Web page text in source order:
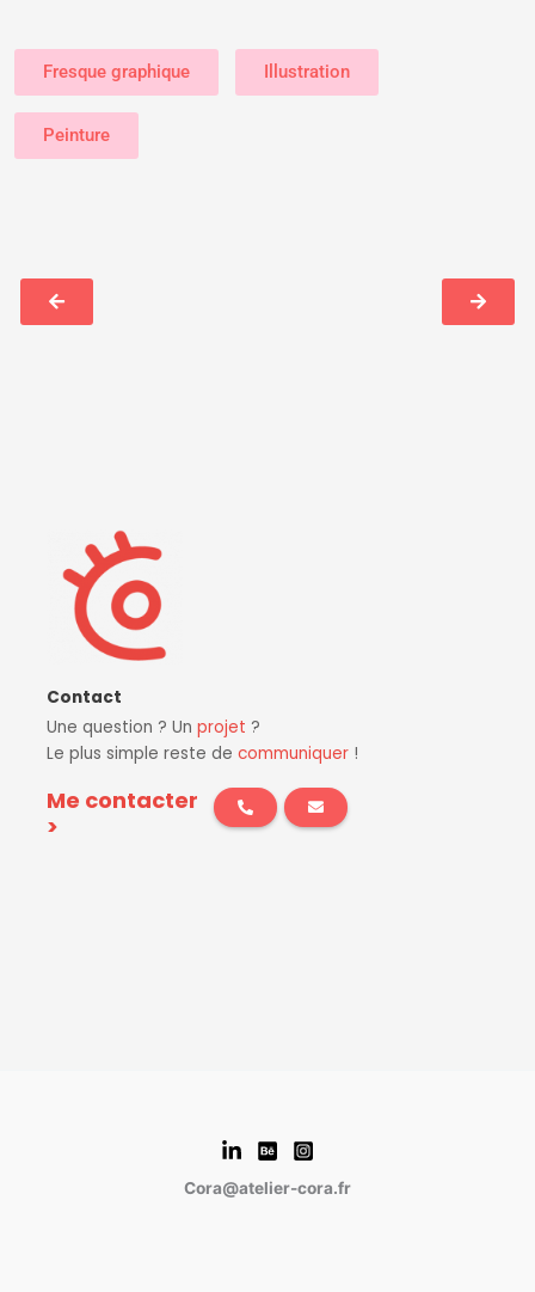
Fresque graphique Illustration
Peinture
Contact
Une question ? Unprojet ?
Le plus simple reste decommuniquer !
Me contacter
>
Cora@atelier-cora.fr